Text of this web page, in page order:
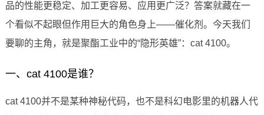
品的性能更稳定、加工更容易、应用更广泛？答案就藏在一
个看似不起眼但作用巨大的角色身上——催化剂。今天我们
要聊的主角，就是聚酯工业中的“隐形英雄”：cat 4100。
一、cat 4100是谁？
cat 4100并不是某种神秘代码，也不是科幻电影里的机器人代